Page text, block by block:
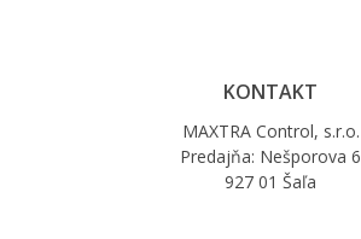
KONTAKT
MAXTRA Control, s.r.o.
Predajňa: Nešporova 6
927 01 Šaľa